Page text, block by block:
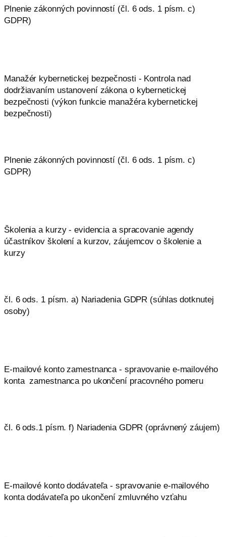
Plnenie zákonných povinností (čl. 6 ods. 1 písm. c)
GDPR)
Manažér kybernetickej bezpečnosti - Kontrola nad
dodržiavaním ustanovení zákona o kybernetickej
bezpečnosti (výkon funkcie manažéra kybernetickej
bezpečnosti)
Plnenie zákonných povinností (čl. 6 ods. 1 písm. c)
GDPR)
Školenia a kurzy - evidencia a spracovanie agendy
účastníkov školení a kurzov, záujemcov o školenie a
kurzy
čl. 6 ods. 1 písm. a) Nariadenia GDPR (súhlas dotknutej
osoby)
E-mailové konto zamestnanca - spravovanie e-mailového
konta zamestnanca po ukončení pracovného pomeru
čl. 6 ods.1 písm. f) Nariadenia GDPR (oprávnený záujem)
E-mailové konto dodávateľa - spravovanie e-mailového
konta dodávateľa po ukončení zmluvného vzťahu